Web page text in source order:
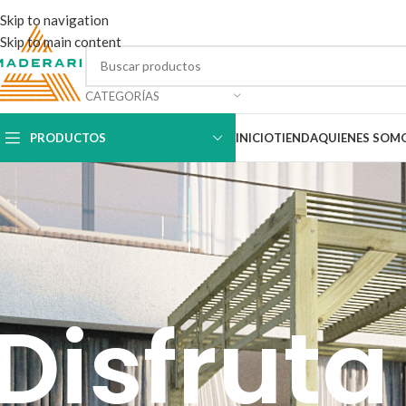
Skip to navigation
Skip to main content
CATEGORÍAS
PRODUCTOS INICIOTIENDAQUIENES